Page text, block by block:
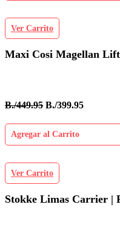
Ver Carrito
Maxi Cosi Magellan
B./449.95 B./399.95
Agregar al Carrito
Ver Carrito
Stokke Limas Carrier |